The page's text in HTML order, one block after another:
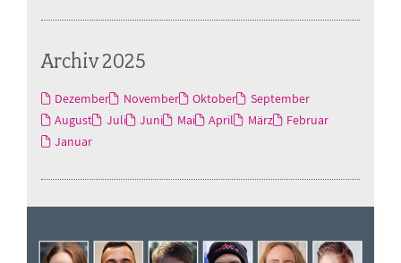
Archiv 2025
Dezember November Oktober
September
August
Juli Juni Mai April März
Februar
Januar